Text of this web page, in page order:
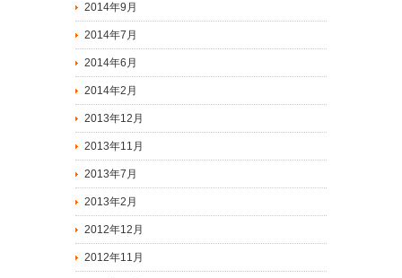
2014年9月
2014年7月
2014年6月
2014年2月
2013年12月
2013年11月
2013年7月
2013年2月
2012年12月
2012年11月